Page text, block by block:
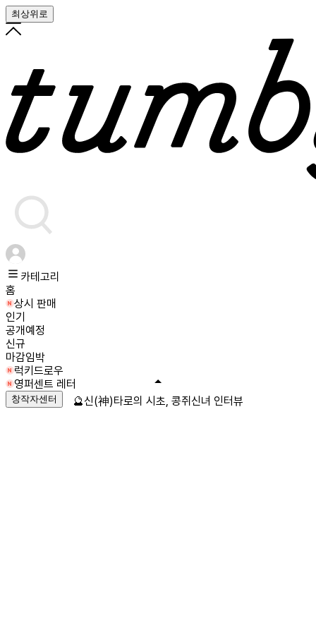
최상위로
카테고리
홈
상시 판매
인기
공개예정
신규
마감임박
럭키드로우
영퍼센트 레터
창작자센터 🔮신(神)타로의 시초, 콩쥐신녀 인터뷰